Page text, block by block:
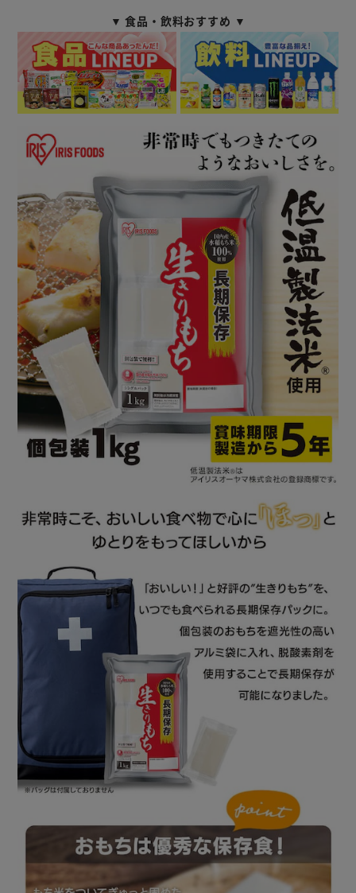
▼ 食品・飲料おすすめ ▼